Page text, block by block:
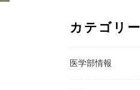
カテゴリー
医学部情報